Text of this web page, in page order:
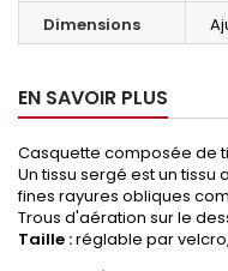
Dimensions
EN SAVOIR PLUS
Casquette composée de
Un tissu sergé est un tissu
fines rayures obliques
Trous d'aération sur le
Taille :réglable par